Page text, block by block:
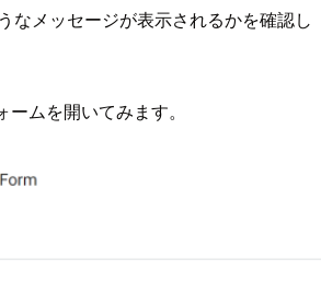
なメッセージが表示されるかを確認し
ムを開いてみます。